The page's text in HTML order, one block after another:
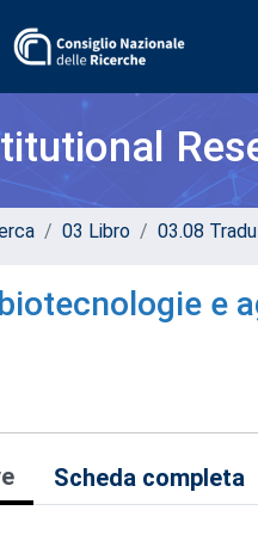
03 Libro 03.08
e
Scheda completa